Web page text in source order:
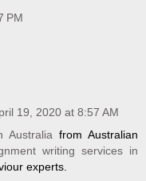
PM
19, 2020 at 8:57 AM
Australia from Australian
writing services in
experts.